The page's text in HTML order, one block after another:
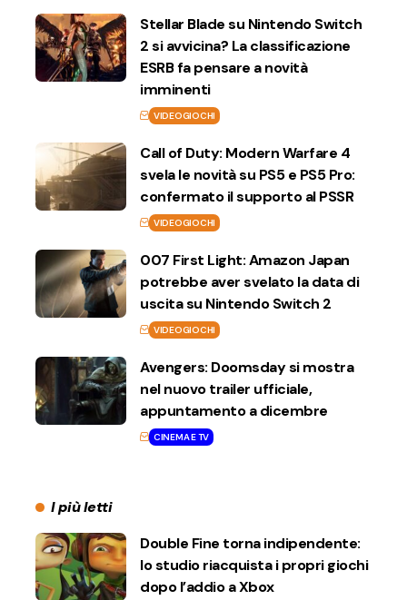
Stellar Blade su Nintendo Switch
2 si avvicina? La classificazione
ESRB fa pensare a novità
imminenti
VIDEOGIOCHI
Call of Duty: Modern Warfare 4
svela le novità su PS5 e PS5 Pro:
confermato il supporto al PSSR
VIDEOGIOCHI
007 First Light: Amazon Japan
potrebbe aver svelato la data di
uscita su Nintendo Switch 2
VIDEOGIOCHI
Avengers: Doomsday si mostra
nel nuovo trailer ufficiale,
appuntamento a dicembre
CINEMA E TV
I più letti
Double Fine torna indipendente:
lo studio riacquista i propri giochi
dopo l’addio a Xbox